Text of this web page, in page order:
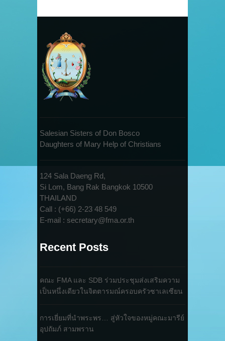
Salesian Sisters of Don Bosco
Daughters of Mary Help of Christians
124 Sala Daeng Rd,
Si Lom, Bang Rak Bangkok 10500
THAILAND
Call : (+66) 2-23 48 549
E-mail : secretary@fma.or.th
Recent Posts
คณะ FMA และ SDB ร่วมประชุมส่งเสริมความ
เป็นหนึ่งเดียวในจิตตารมณ์ครอบครัวซาเลเซียน
การเยี่ยมที่นำพระพร… สู่หัวใจของหมู่คณะมารีย์
อุปถัมภ์ สามพราน